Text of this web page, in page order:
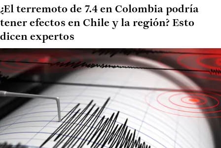
¿El terremoto de 7.4 en Colombia podría
tener efectos en Chile y la región? Esto
dicen expertos